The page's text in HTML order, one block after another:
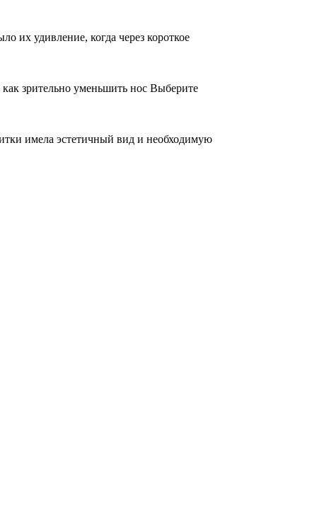
их удивление, когда через короткое
зрительно уменьшить нос Выберите
имела эстетичный вид и необходимую